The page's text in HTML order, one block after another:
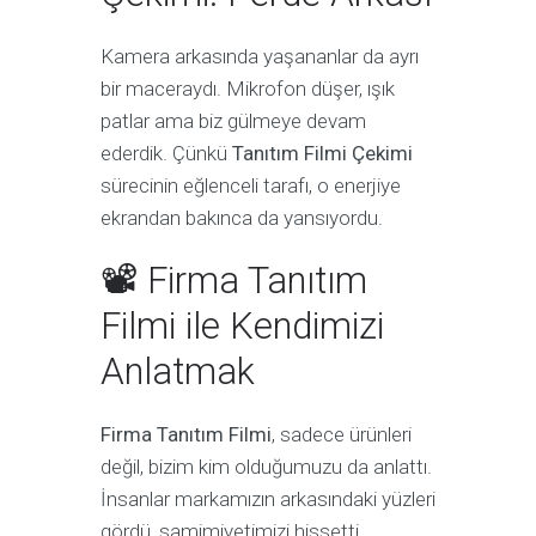
Kamera arkasında yaşananlar da ayrı
bir maceraydı. Mikrofon düşer, ışık
patlar ama biz gülmeye devam
ederdik. Çünkü Tanıtım Filmi Çekimi
sürecinin eğlenceli tarafı, o enerjiye
ekrandan bakınca da yansıyordu.
📽 Firma Tanıtım
Filmi ile Kendimizi
Anlatmak
Firma Tanıtım Filmi, sadece ürünleri
değil, bizim kim olduğumuzu da anlattı.
İnsanlar markamızın arkasındaki yüzleri